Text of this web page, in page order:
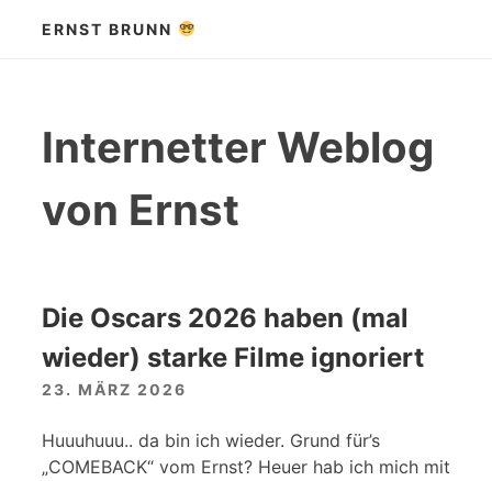
InhaltERNST BRUNN
Internetter Weblog
von Ernst
Die Oscars 2026 haben (mal
wieder) starke Filme ignoriert
23. MÄRZ 2026
Huuuhuuu.. da bin ich wieder. Grund für’s
„COMEBACK“ vom Ernst? Heuer hab ich mich mit